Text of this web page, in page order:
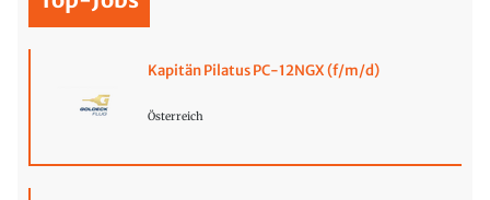
Kapitän Pilatus PC-12NGX (f/m/d)
Österreich